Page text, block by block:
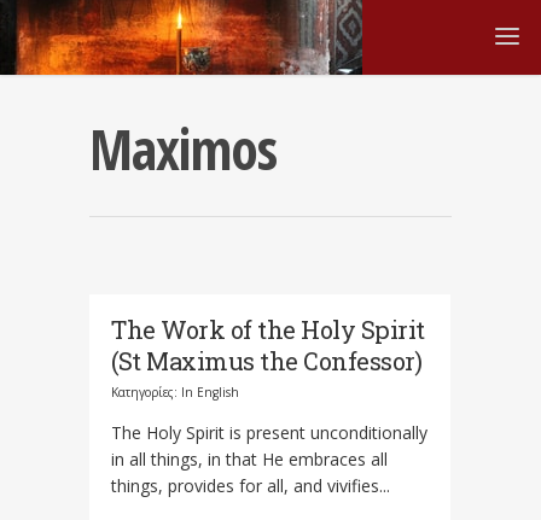
Maximos
The Work of the Holy Spirit
(St Maximus the Confessor)
Κατηγορίες: In English
The Holy Spirit is present unconditionally
in all things, in that He embraces all
things, provides for all, and vivifies...